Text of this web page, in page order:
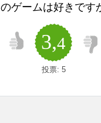
ゲームは好きです
3,4
投票: 5